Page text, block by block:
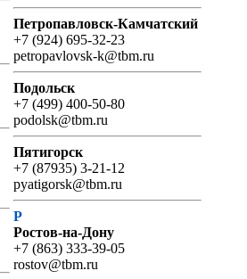
Петропавловск-Камчатский
+7 (924) 695-32-23
petropavlovsk-k@tbm.ru
Подольск
+7 (499) 400-50-80
podolsk@tbm.ru
Пятигорск
+7 (87935) 3-21-12
pyatigorsk@tbm.ru
Р
Ростов-на-Дону
+7 (863) 333-39-05
rostov@tbm.ru